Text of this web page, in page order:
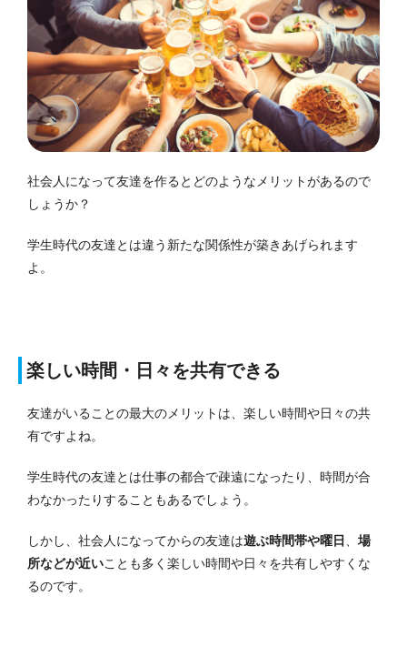
社会人になって友達を作るとどのようなメリットがあるので
しょうか？
学生時代の友達とは違う新たな関係性が築きあげられます
よ。
楽しい時間・日々を共有できる
友達がいることの最大のメリットは、楽しい時間や日々の共
有ですよね。
学生時代の友達とは仕事の都合で疎遠になったり、時間が合
わなかったりすることもあるでしょう。
しかし、社会人になってからの友達は遊ぶ時間帯や曜日
場
所などが近いことも多く楽しい時間や日々を共有しやすくな
るのです。